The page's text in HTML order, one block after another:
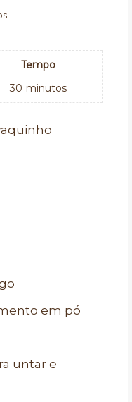
Tempo
30 minutos
em pó
untar e